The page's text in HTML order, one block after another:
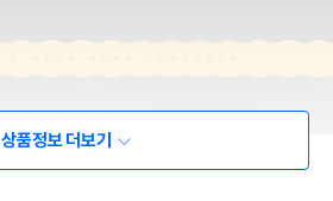
상품정보 더보기